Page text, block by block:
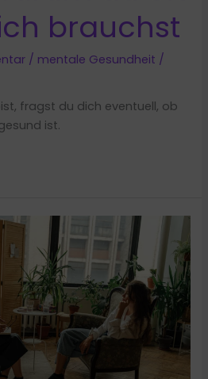
brauchst
/ mentale Gesundheit /
fragst du dich eventuell, ob
ist.